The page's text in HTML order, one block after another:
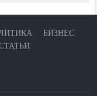
БИЗНЕС